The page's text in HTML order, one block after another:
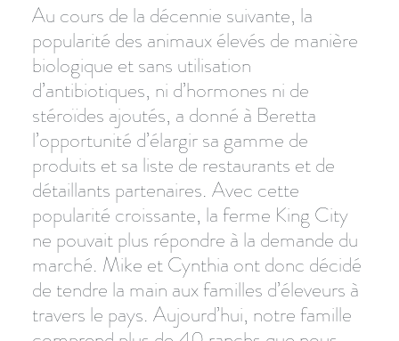
Au cours de la décennie suivante, la
popularité des animaux élevés de manière
biologique et sans utilisation
d’antibiotiques, ni d’hormones ni de
stéroïdes ajoutés, a donné à Beretta
l’opportunité d’élargir sa gamme de
produits et sa liste de restaurants et de
détaillants partenaires. Avec cette
popularité croissante, la ferme King City
ne pouvait plus répondre à la demande du
marché. Mike et Cynthia ont donc décidé
de tendre la main aux familles d’éleveurs à
travers le pays. Aujourd’hui, notre famille